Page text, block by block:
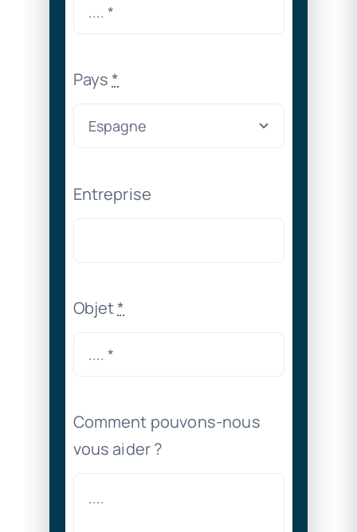
Pays*
Entreprise
Objet*
Comment pouvons-nous
vous aider ?